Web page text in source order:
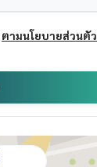
ตามนโยบายส่วนตัว